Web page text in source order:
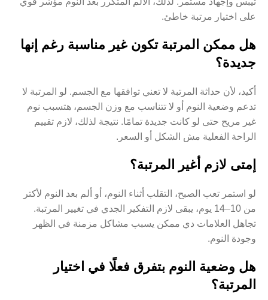
على اختيار مرتبة خاطئ.
هل ممكن المرتبة تكون غير مناسبة رغم إنها
جديدة؟
أكيد، لأن حداثة المرتبة لا تعني توافقها مع الجسم. لو المرتبة لا
تدعم وضعية النوم أو لا تتناسب مع وزن الجسم، هتسبب نوم
غير مريح حتى لو كانت جديدة تمامًا. نتيجة لذلك، لازم تقييم
الراحة الفعلية مش الشكل أو السعر.
إمتى لازم أغير المرتبة؟
لو استمر تعب الصبح، التقلب أثناء النوم، أو ألم بعد النوم لأكتر
من 10–14 يوم، يبقى لازم التفكير الجدي في تغيير المرتبة.
تجاهل العلامات دي ممكن يسبب مشاكل مزمنة في الظهر
وجودة النوم.
هل وضعية النوم بتفرق فعلًا في اختيار
المرتبة؟